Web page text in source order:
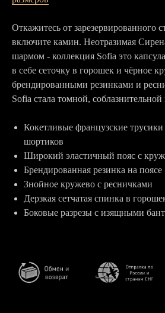
Откажитесь от зарезервированного
включите камин. Неотразимая
шармом - коллекция Sofia это капсула
в себе сеточку в горошек и чёрное
брендированными резинками и
Sofia стала томной,
Кокетливые французские
шортиков
Широкий эластичный пояс с
Брендированная резинка на поясе
Знойное кружево с ресничками
Дерзкая сетчатая спинка в
Боковые разрезы с изящными